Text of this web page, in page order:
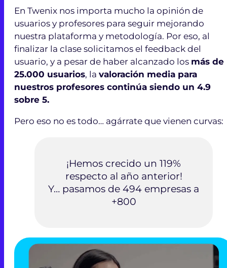
En Twenix nos importa mucho la opinión de
usuarios y profesores para seguir mejorando
nuestra plataforma y metodología. Por eso, al
finalizar la clase solicitamos el feedback del
usuario, y a pesar de haber alcanzado los más de
25.000 usuarios, la valoración media para
nuestros profesores continúa siendo un 4.9
sobre 5.
Pero eso no es todo… agárrate que vienen curvas:
¡Hemos crecido un 119%
respecto al año anterior!
Y… pasamos de 494 empresas a
+800